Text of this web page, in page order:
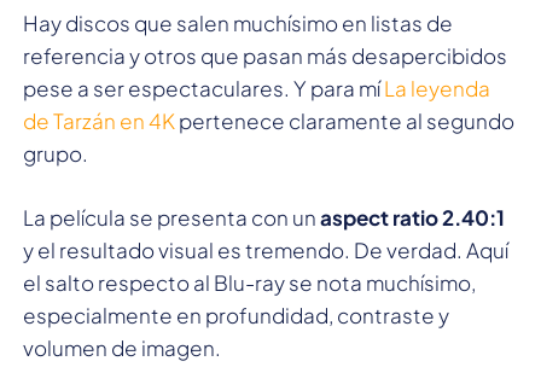
Hay discos que salen muchísimo en listas de
referencia y otros que pasan más desapercibidos
pese a ser espectaculares. Y para míLa leyenda
de Tarzán en 4Kpertenece claramente al segundo
grupo.
La película se presenta con unaspect ratio 2.40:1
y el resultado visual es tremendo. De verdad. Aquí
el salto respecto al Blu-ray se nota muchísimo,
especialmente en profundidad, contraste y
volumen de imagen.